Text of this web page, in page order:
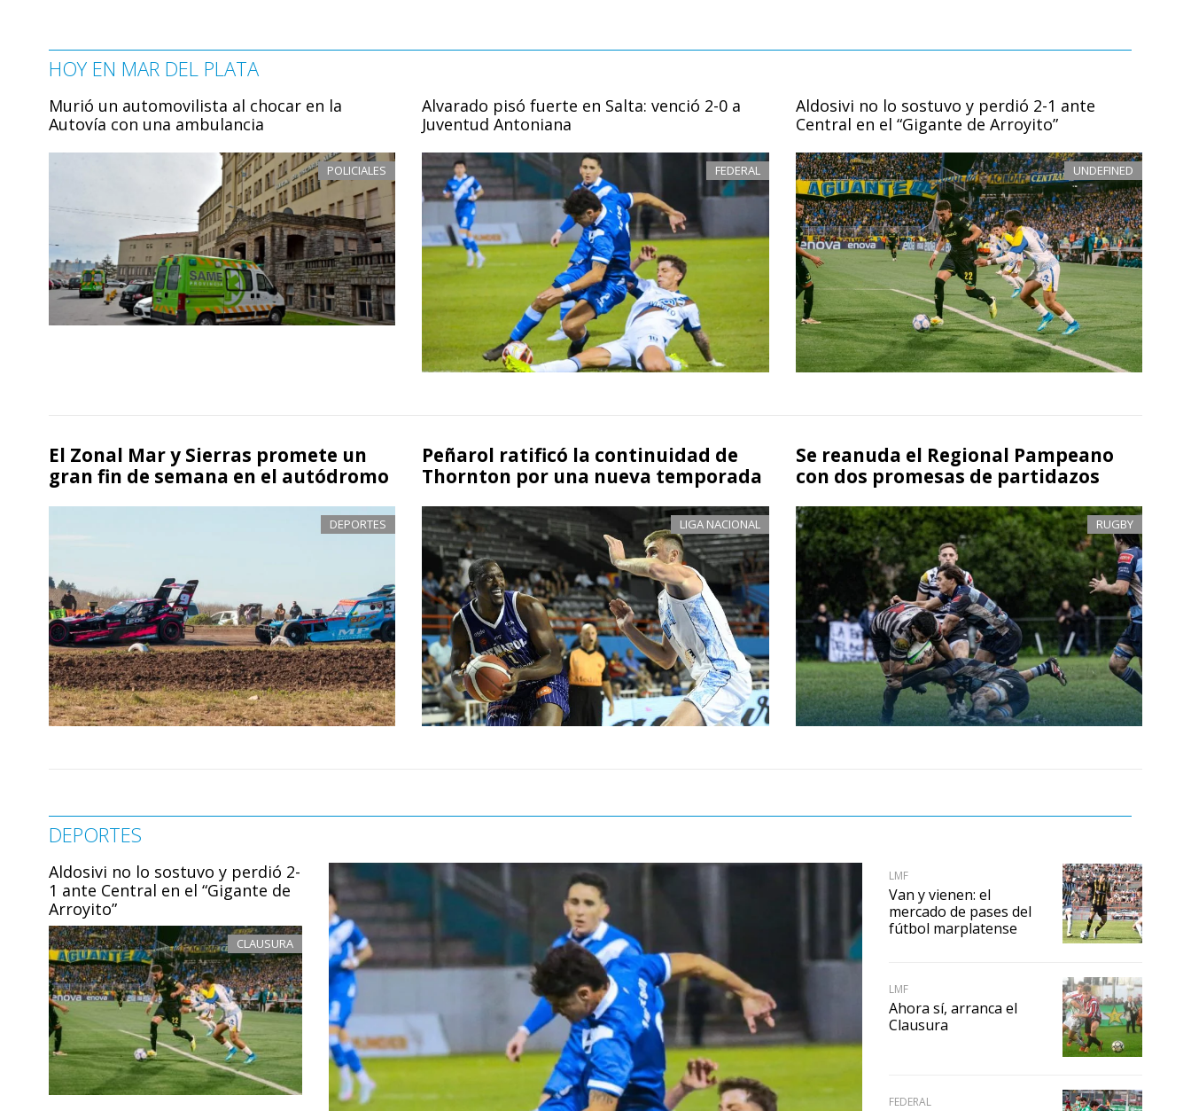
HOY EN MAR DEL PLATA
Murió un automovilista al chocar en la
Autovía con una ambulancia
POLICIALES
Alvarado pisó fuerte en Salta: venció 2-0 a
Juventud Antoniana
FEDERAL
Aldosivi no lo sostuvo y perdió 2-1 ante
Central en el “Gigante de Arroyito”
UNDEFINED
El Zonal Mar y Sierras promete un
gran fin de semana en el autódromo
DEPORTES
Peñarol ratificó la continuidad de
Thornton por una nueva temporada
LIGA NACIONAL
Se reanuda el Regional Pampeano
con dos promesas de partidazos
RUGBY
DEPORTES
Aldosivi no lo sostuvo y perdió 2-
1 ante Central en el “Gigante de
Arroyito”
CLAUSURA
LMF
Van y vienen: el
mercado de pases del
fútbol marplatense
LMF
Ahora sí, arranca el
Clausura
FEDERAL